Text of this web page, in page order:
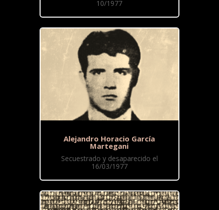
10/1977
Alejandro Horacio García
Martegani
Secuestrado y desaparecido el
16/03/1977